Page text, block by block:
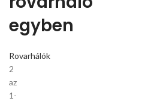
egyben
Rovarhálók
2
az
1-